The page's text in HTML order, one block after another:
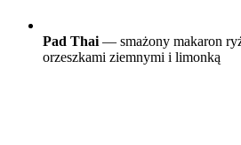
Pad Thai — smażony makaron
orzeszkami ziemnymi i limonką